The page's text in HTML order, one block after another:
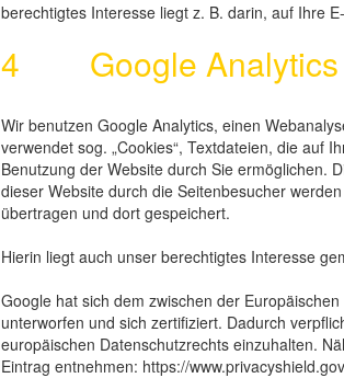
berechtigtes Interesse liegt z. B. darin, auf Ihre
4 Google Analytics
Wir benutzen Google Analytics, einen
verwendet sog. „Cookies“, Textdateien, die auf
Benutzung der Website durch Sie ermöglichen.
dieser Website durch die Seitenbesucher
übertragen und dort gespeichert.
Hierin liegt auch unser berechtigtes Interesse
Google hat sich dem zwischen der
unterworfen und sich zertifiziert. Dadurch
europäischen Datenschutzrechts einzuhalten.
Eintrag entnehmen: https://